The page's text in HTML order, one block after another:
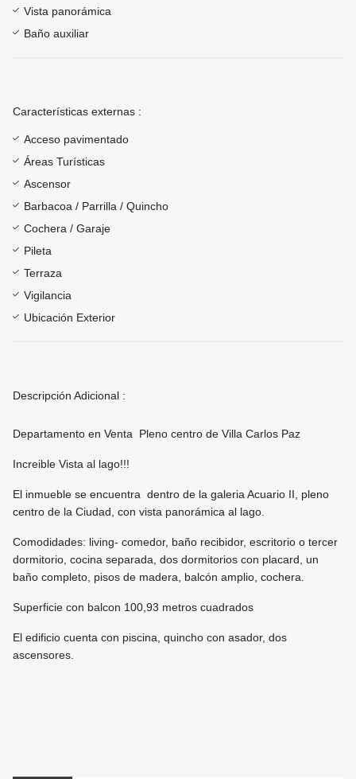
Vista panorámica
Baño auxiliar
Características externas :
Acceso pavimentado
Áreas Turísticas
Ascensor
Barbacoa / Parrilla / Quincho
Cochera / Garaje
Pileta
Terraza
Vigilancia
Ubicación Exterior
Descripción Adicional :
Departamento en Venta Pleno centro de Villa Carlos Paz
Increible Vista al lago!!!
El inmueble se encuentra dentro de la galeria Acuario II, pleno
centro de la Ciudad, con vista panorámica al lago.
Comodidades: living- comedor, baño recibidor, escritorio o tercer
dormitorio, cocina separada, dos dormitorios con placard, un
baño completo, pisos de madera, balcón amplio, cochera.
Superficie con balcon 100,93 metros cuadrados
El edificio cuenta con piscina, quincho con asador, dos
ascensores.